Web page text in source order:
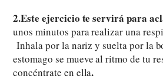
2.Este ejercicio te servirá para
unos minutos para realizar una
Inhala por la nariz y suelta por la
estomago se mueve al ritmo de tu
concéntrate en ella.